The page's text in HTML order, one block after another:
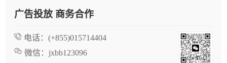
广告投放 商务合作
电话： (+855)015714404
微信： jxbb123096